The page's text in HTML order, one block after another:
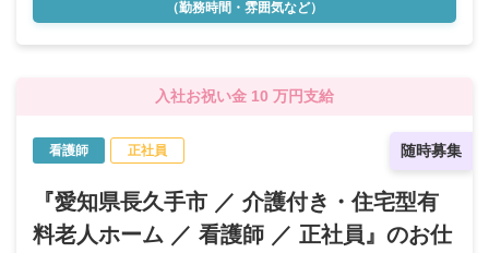
（勤務時間・雰囲気など）
入社お祝い金 10 万円支給
随時募集
看護師 正社員
『愛知県長久手市 ／ 介護付き・住宅型有
料老人ホーム ／ 看護師 ／ 正社員』のお仕